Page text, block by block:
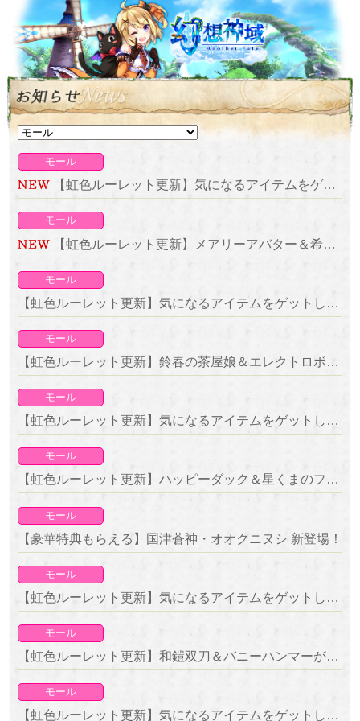
モール
【虹色ルーレット更新】気になるアイテムをゲットしよう！復刻ルーレット開催！
モール
【虹色ルーレット更新】メアリーアバター＆希望の燭台が新登場！
モール
【虹色ルーレット更新】気になるアイテムをゲットしよう！復刻ルーレット開催！
モール
【虹色ルーレット更新】鈴春の茶屋娘＆エレクトロボールが新登場！
モール
【虹色ルーレット更新】気になるアイテムをゲットしよう！復刻ルーレット開催！
モール
【虹色ルーレット更新】ハッピーダック＆星くまのファンシーポッドが新登場！
モール
【豪華特典もらえる】国津蒼神・オオクニヌシ 新登場！
モール
【虹色ルーレット更新】気になるアイテムをゲットしよう！復刻ルーレット開催！
モール
【虹色ルーレット更新】和鎧双刀＆バニーハンマーが新登場！
モール
【虹色ルーレット更新】気になるアイテムをゲットしよう！復刻ルーレット開催！